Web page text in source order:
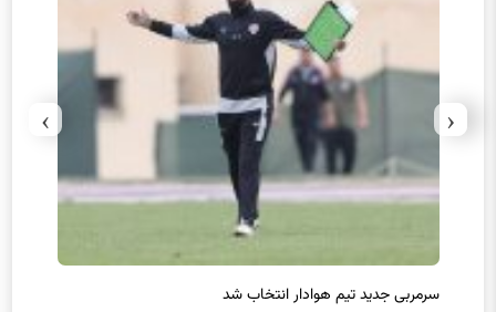
سرمربی جدید تیم هوادار انتخاب شد
‹
›